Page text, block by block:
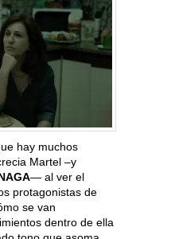
hay muchos
Martel –y
— al ver el
protagonistas de
se van
dentro de ella